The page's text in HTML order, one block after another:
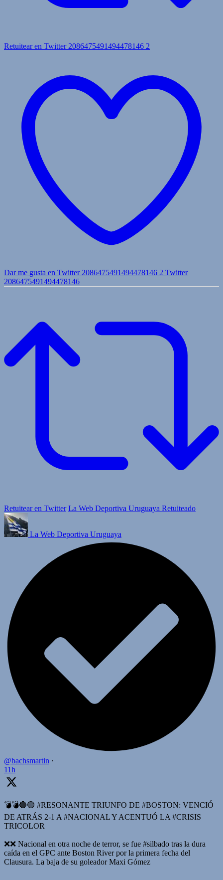
Retuitear en Twitter 2086475491494478146 2
Dar me gusta en Twitter 2086475491494478146 2 Twitter
2086475491494478146
Retuitear en Twitter La Web Deportiva Uruguaya Retuiteado
La Web Deportiva Uruguaya
@bachsmartin ·
11h
💣💣🔴🟢 #RESONANTE TRIUNFO DE #BOSTON: VENCIÓ
DE ATRÁS 2-1 A #NACIONAL Y ACENTUÓ LA #CRISIS
TRICOLOR
❌️❌️ Nacional en otra noche de terror, se fue #silbado tras la dura
caída en el GPC ante Boston River por la primera fecha del
Clausura. La baja de su goleador Maxi Gómez